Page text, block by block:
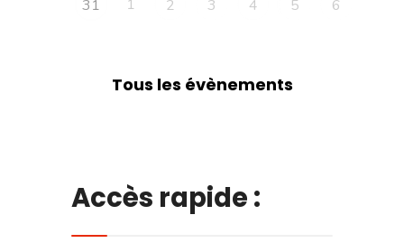
31
1 2 3 4 5 6
Tous les évènements
Accès rapide :